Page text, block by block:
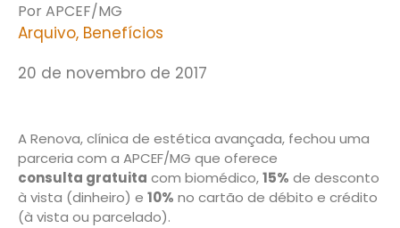
Por APCEF/MG
Arquivo, Benefícios
20 de novembro de 2017
A Renova, clínica de estética avançada, fechou uma
parceria com a APCEF/MG que oferece
consulta gratuita com biomédico,15% de desconto
à vista (dinheiro) e 10% no cartão de débito e crédito
(à vista ou parcelado).